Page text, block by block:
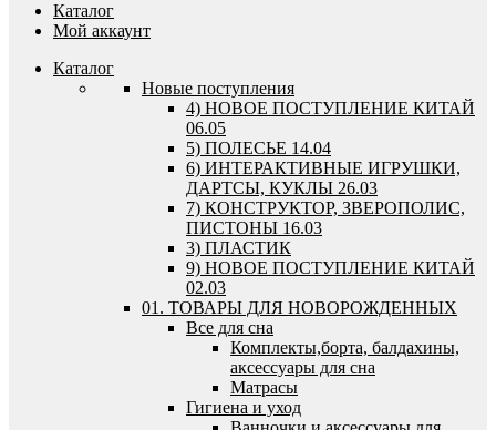
Каталог
Мой аккаунт
Каталог
Новые поступления
4) НОВОЕ ПОСТУПЛЕНИЕ КИТАЙ
06.05
5) ПОЛЕСЬЕ 14.04
6) ИНТЕРАКТИВНЫЕ ИГРУШКИ,
ДАРТСЫ, КУКЛЫ 26.03
7) КОНСТРУКТОР, ЗВЕРОПОЛИС,
ПИСТОНЫ 16.03
3) ПЛАСТИК
9) НОВОЕ ПОСТУПЛЕНИЕ КИТАЙ
02.03
01. ТОВАРЫ ДЛЯ НОВОРОЖДЕННЫХ
Все для сна
Комплекты,борта, балдахины,
аксессуары для сна
Матрасы
Гигиена и уход